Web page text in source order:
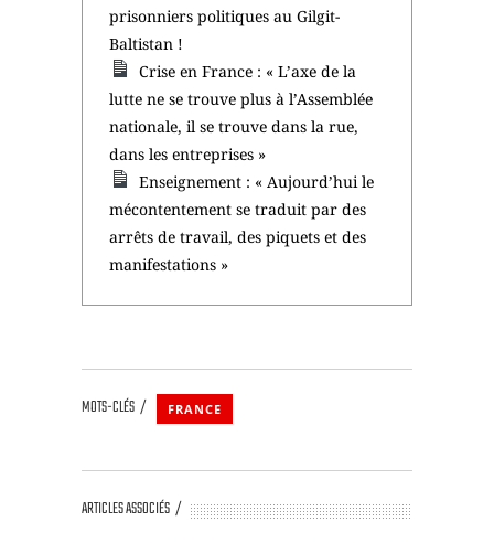
prisonniers politiques au Gilgit-
Baltistan !
Crise en France : « L’axe de la
lutte ne se trouve plus à l’Assemblée
nationale, il se trouve dans la rue,
dans les entreprises »
Enseignement : « Aujourd’hui le
mécontentement se traduit par des
arrêts de travail, des piquets et des
manifestations »
MOTS-CLÉS FRANCE
ARTICLES ASSOCIÉS